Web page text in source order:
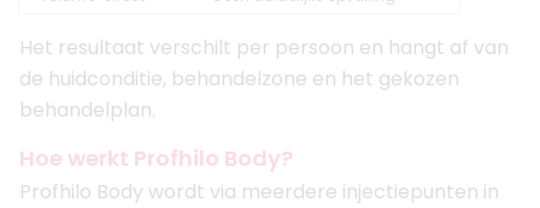
Het resultaat verschilt per persoon en hangt af van
de huidconditie, behandelzone en het gekozen
behandelplan.
Hoe werkt Profhilo Body?
Profhilo Body wordt via meerdere injectiepunten in